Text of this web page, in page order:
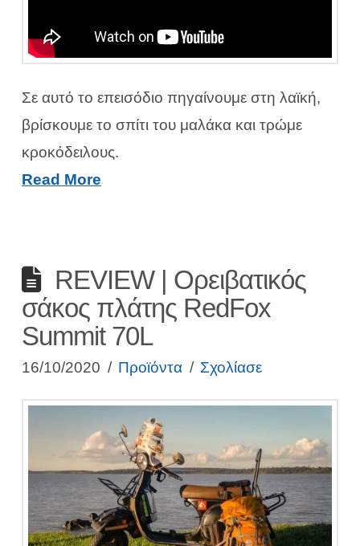
Σε αυτό το επεισόδιο πηγαίνουμε στη λαϊκή,
βρίσκουμε το σπίτι του μαλάκα και τρώμε
κροκόδειλους.
Read More
REVIEW | Ορειβατικός
σάκος πλάτης RedFox
Summit 70L
16/10/2020 Προϊόντα Σχολίασε